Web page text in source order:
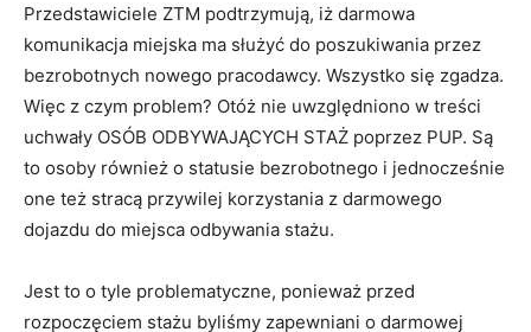
Przedstawiciele ZTM podtrzymują, iż darmowa
komunikacja miejska ma służyć do poszukiwania przez
bezrobotnych nowego pracodawcy. Wszystko się zgadza.
Więc z czym problem? Otóż nie uwzględniono w treści
uchwały OSÓB ODBYWAJĄCYCH STAŻ poprzez PUP. Są
to osoby również o statusie bezrobotnego i jednocześnie
one też stracą przywilej korzystania z darmowego
dojazdu do miejsca odbywania stażu.
Jest to o tyle problematyczne, ponieważ przed
rozpoczęciem stażu byliśmy zapewniani o darmowej